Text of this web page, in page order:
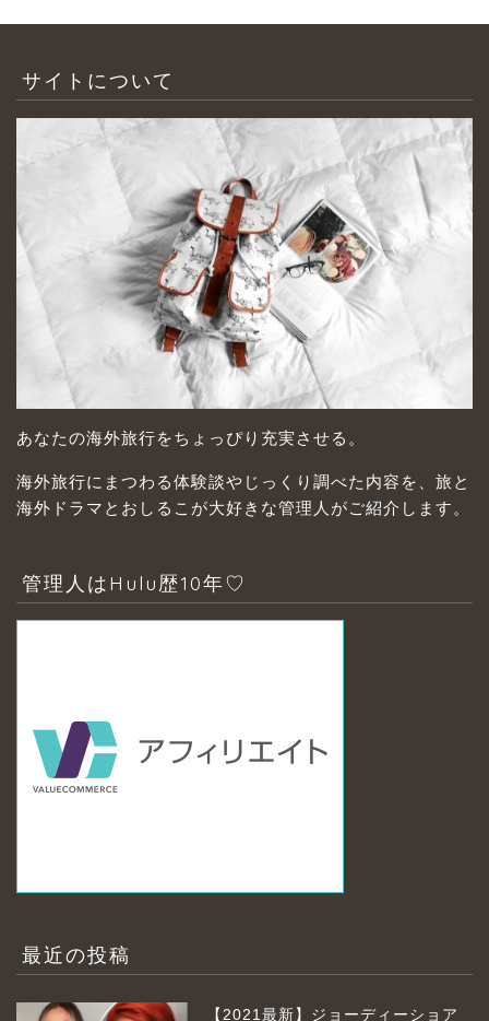
サイトについて
あなたの海外旅行をちょっぴり充実させる。
海外旅行にまつわる体験談やじっくり調べた内容を、旅と
海外ドラマとおしるこが大好きな管理人がご紹介します。
管理人はHulu歴10年♡
最近の投稿
【2021最新】ジョーディーショア